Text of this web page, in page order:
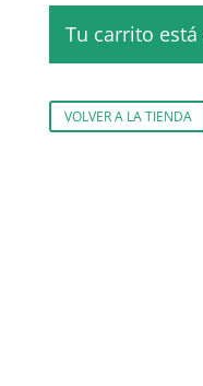
Tu carrito está
VOLVER A LA TIENDA